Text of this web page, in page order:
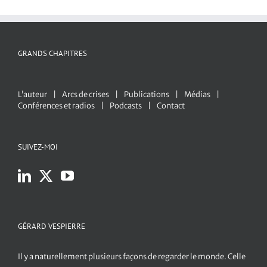
GRANDS CHAPITRES
L’auteur Arcs de crises Publications
Médias
Conférences et radios
Podcasts Contact
SUIVEZ-MOI
GÉRARD VESPIERRE
Il y a naturellement plusieurs façons de regarder le monde. Celle